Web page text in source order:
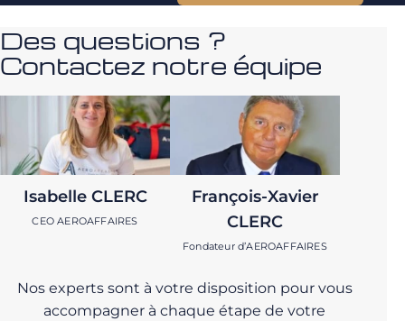
Des questions ?
Contactez notre équipe
Isabelle CLERC
CEO AEROAFFAIRES
François-Xavier
CLERC
Fondateur d’AEROAFFAIRES
Nos experts sont à votre disposition pour vous
accompagner à chaque étape de votre